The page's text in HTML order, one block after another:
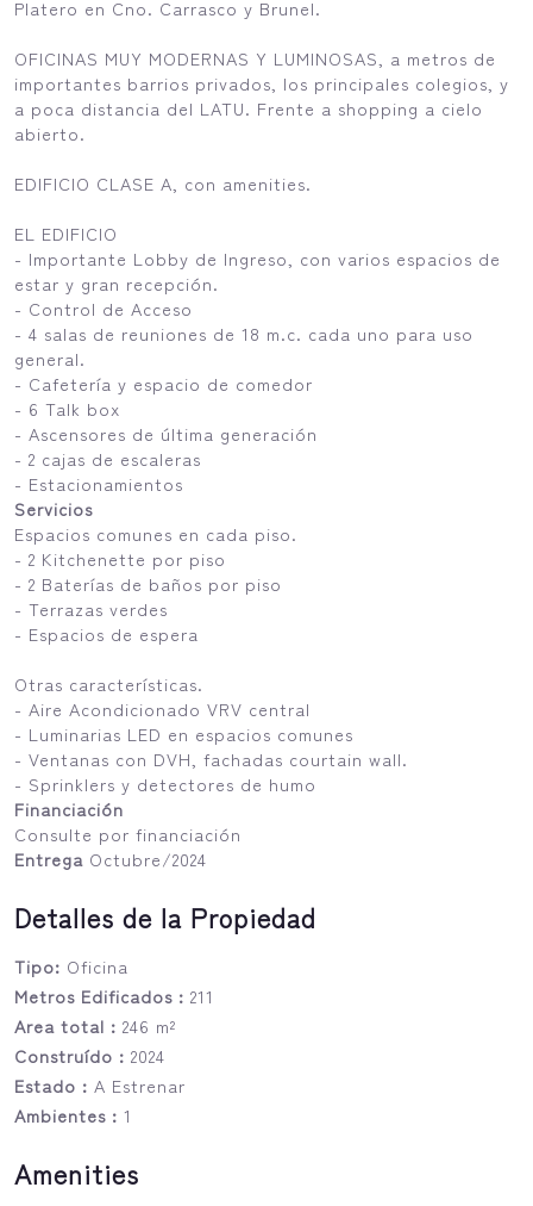
Platero en Cno. Carrasco y Brunel.
OFICINAS MUY MODERNAS Y LUMINOSAS, a metros de
importantes barrios privados, los principales colegios, y
a poca distancia del LATU. Frente a shopping a cielo
abierto.
EDIFICIO CLASE A, con amenities.
EL EDIFICIO
- Importante Lobby de Ingreso, con varios espacios de
estar y gran recepción.
- Control de Acceso
- 4 salas de reuniones de 18 m.c. cada uno para uso
general.
- Cafetería y espacio de comedor
- 6 Talk box
- Ascensores de última generación
- 2 cajas de escaleras
- Estacionamientos
Servicios
Espacios comunes en cada piso.
- 2 Kitchenette por piso
- 2 Baterías de baños por piso
- Terrazas verdes
- Espacios de espera
Otras características.
- Aire Acondicionado VRV central
- Luminarias LED en espacios comunes
- Ventanas con DVH, fachadas courtain wall.
- Sprinklers y detectores de humo
Financiación
Consulte por financiación
Entrega Octubre/2024
Detalles de la Propiedad
Tipo: Oficina
Metros Edificados : 211
Area total : 246 m²
Construído : 2024
Estado : A Estrenar
Ambientes : 1
Amenities